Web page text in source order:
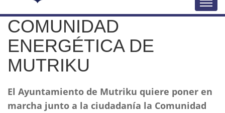
a
COMUNIDAD
ENERGÉTICA DE
MUTRIKU
El Ayuntamiento de Mutriku quiere poner en
marcha junto a la ciudadanía la Comunidad